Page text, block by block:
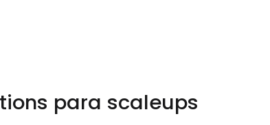
para scaleups